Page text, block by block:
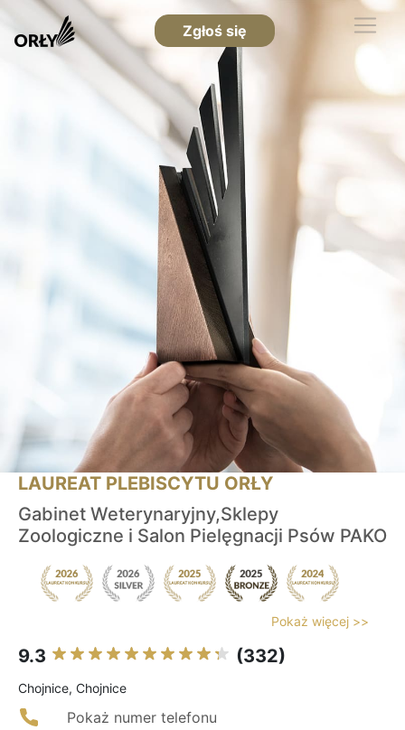
Zgłoś się
LAUREAT PLEBISCYTU ORŁY
Gabinet Weterynaryjny,Sklepy
Zoologiczne i Salon Pielęgnacji Psów PAKO
Pokaż więcej >>
9.3 (332)
Chojnice, Chojnice
Pokaż numer telefonu